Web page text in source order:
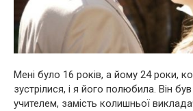
Мені було 16 років, а йому 24 роки,
зустрілися, і я його полюбила. Він
учителем, замість колишньої